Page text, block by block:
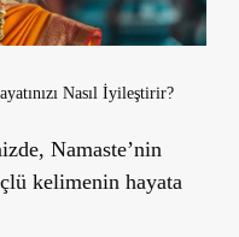
Nasıl İyileştirir?
Namaste’nin
kelimenin hayata